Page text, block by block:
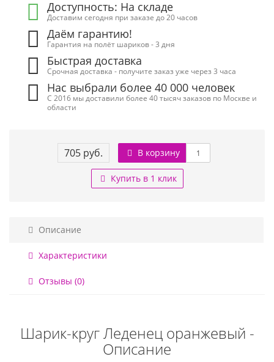
Доступность: На складе
Доставим сегодня при заказе до 20 часов
Даём гарантию!
Гарантия на полёт шариков - 3 дня
Быстрая доставка
Срочная доставка - получите заказ уже через 3 часа
Нас выбрали более 40 000 человек
С 2016 мы доставили более 40 тысяч заказов по Москве и
области
705 руб. В корзину
Купить в 1 клик
Описание
Характеристики
Отзывы (0)
Шарик-круг Леденец оранжевый -
Описание